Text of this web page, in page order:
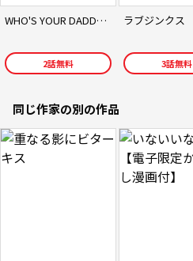
WHO'S YOUR DADDY? 俺を孕ませたのは…?
2話無料
ラブジンクス
3話無料
同じ作家の別の作品